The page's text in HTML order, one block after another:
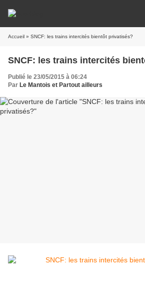
Accueil » SNCF: les trains intercités bientôt privatisés?
SNCF: les trains intercités
Publié le 23/05/2015 à 06:24
Par Le Mantois et Partout ailleurs